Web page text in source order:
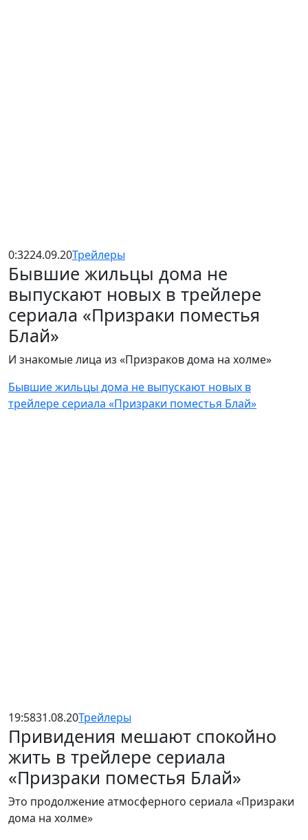
0:3224.09.20Трейлеры
Бывшие жильцы дома не
выпускают новых в трейлере
сериала «Призраки поместья
Блай»
И знакомые лица из «Призраков дома на холме»
Бывшие жильцы дома не выпускают новых в
трейлере сериала «Призраки поместья Блай»
19:5831.08.20Трейлеры
Привидения мешают спокойно
жить в трейлере сериала
«Призраки поместья Блай»
Это продолжение атмосферного сериала «Призраки
дома на холме»